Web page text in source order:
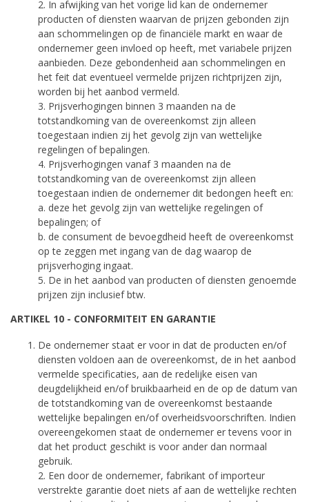
2. In afwijking van het vorige lid kan de ondernemer
producten of diensten waarvan de prijzen gebonden zijn
aan schommelingen op de financiële markt en waar de
ondernemer geen invloed op heeft, met variabele prijzen
aanbieden. Deze gebondenheid aan schommelingen en
het feit dat eventueel vermelde prijzen richtprijzen zijn,
worden bij het aanbod vermeld.
3. Prijsverhogingen binnen 3 maanden na de
totstandkoming van de overeenkomst zijn alleen
toegestaan indien zij het gevolg zijn van wettelijke
regelingen of bepalingen.
4. Prijsverhogingen vanaf 3 maanden na de
totstandkoming van de overeenkomst zijn alleen
toegestaan indien de ondernemer dit bedongen heeft en:
a. deze het gevolg zijn van wettelijke regelingen of
bepalingen; of
b. de consument de bevoegdheid heeft de overeenkomst
op te zeggen met ingang van de dag waarop de
prijsverhoging ingaat.
5. De in het aanbod van producten of diensten genoemde
prijzen zijn inclusief btw.
ARTIKEL 10 - CONFORMITEIT EN GARANTIE
De ondernemer staat er voor in dat de producten en/of
diensten voldoen aan de overeenkomst, de in het aanbod
vermelde specificaties, aan de redelijke eisen van
deugdelijkheid en/of bruikbaarheid en de op de datum van
de totstandkoming van de overeenkomst bestaande
wettelijke bepalingen en/of overheidsvoorschriften. Indien
overeengekomen staat de ondernemer er tevens voor in
dat het product geschikt is voor ander dan normaal
gebruik.
2. Een door de ondernemer, fabrikant of importeur
verstrekte garantie doet niets af aan de wettelijke rechten